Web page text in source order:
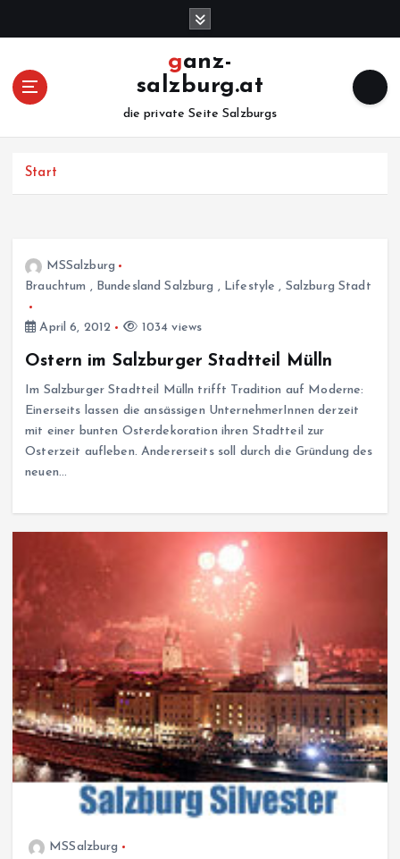
ganz-
salzburg.at
die private Seite Salzburgs
Start
MSSalzburg
Brauchtum , Bundesland Salzburg , Lifestyle , Salzburg Stadt
April 6, 2012 1034 views
Ostern im Salzburger Stadtteil Mülln
Im Salzburger Stadtteil Mülln trifft Tradition auf Moderne:
Einerseits lassen die ansässigen UnternehmerInnen derzeit
mit einer bunten Osterdekoration ihren Stadtteil zur
Osterzeit aufleben. Andererseits soll durch die Gründung des
neuen…
MSSalzburg